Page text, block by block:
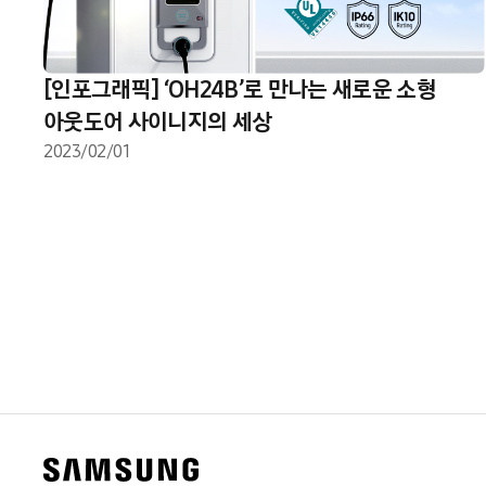
[인포그래픽] ‘OH24B’로 만나는 새로운 소형
아웃도어 사이니지의 세상
2023/02/01